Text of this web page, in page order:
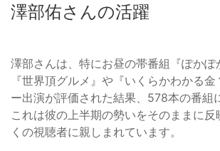
澤部佑さんの活躍
澤部さんは、特にお昼の帯番組『ぽかぽ
『世界頂グルメ』や『いくらかわかる
ー出演が評価された結果、578本の番組
これは彼の上半期の勢いをそのままに
くの視聴者に親しまれています。